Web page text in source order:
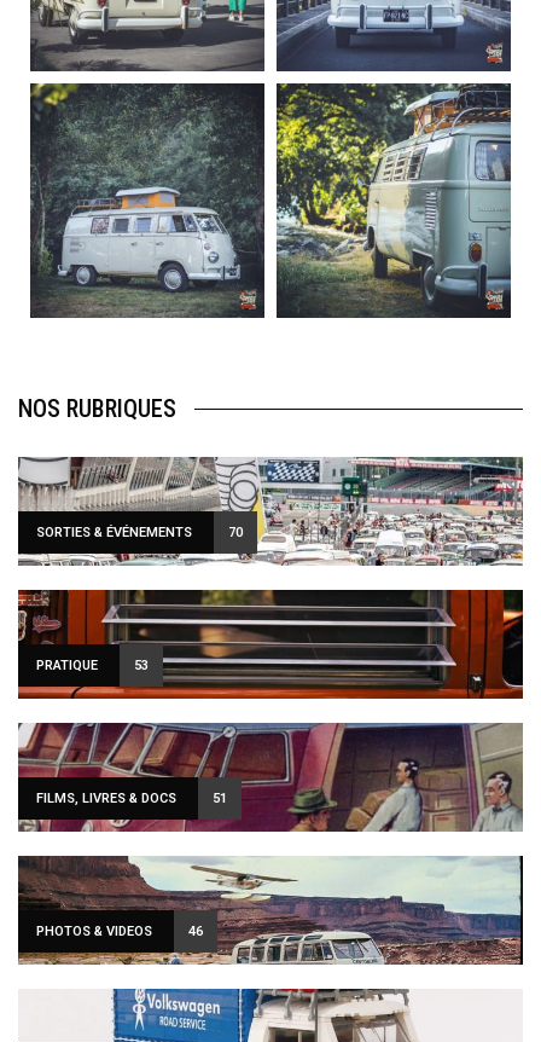
Sep 10
220
4
Août 10
177
0
becombi
Août 10
120
0
becombi
Août 10
108
0
NOS RUBRIQUES
SORTIES & ÉVÉNEMENTS 70
PRATIQUE 53
FILMS, LIVRES & DOCS 51
PHOTOS & VIDEOS 46